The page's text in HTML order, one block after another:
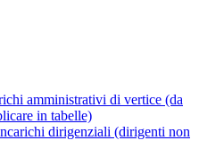
amministrativi di vertice (da
in tabelle)
dirigenziali (dirigenti non